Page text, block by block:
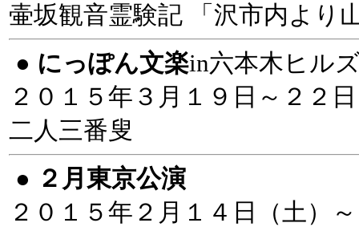
壷坂観音霊験記 「沢市内より
● にっぽん文楽in六本木ヒル
２０１５年３月１９日～２２日
二人三番叟
● ２月東京公演
２０１５年２月１４日（土）